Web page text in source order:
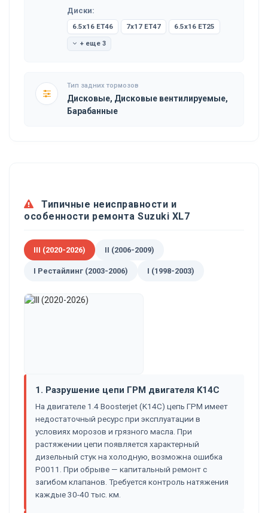
Диски:
6.5x16 ET46 7x17 ET47 6.5x16 ET25
+ еще 3
Тип задних тормозов
Дисковые, Дисковые вентилируемые,
Барабанные
Типичные неисправности и
особенности ремонта Suzuki XL7
III (2020-2026) II (2006-2009)
I Рестайлинг (2003-2006) I (1998-2003)
1. Разрушение цепи ГРМ двигателя K14C
На двигателе 1.4 Boosterjet (K14C) цепь ГРМ имеет
недостаточный ресурс при эксплуатации в
условиях морозов и грязного масла. При
растяжении цепи появляется характерный
дизельный стук на холодную, возможна ошибка
P0011. При обрыве — капитальный ремонт с
загибом клапанов. Требуется контроль натяжения
каждые 30-40 тыс. км.